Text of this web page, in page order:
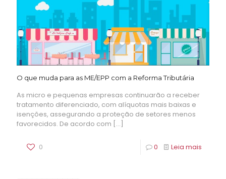
O que muda para as ME/EPP com a Reforma Tributária
As micro e pequenas empresas continuarão a receber
tratamento diferenciado, com alíquotas mais baixas e
isenções, assegurando a proteção de setores menos
favorecidos. De acordo com […]
0 0 Leia mais